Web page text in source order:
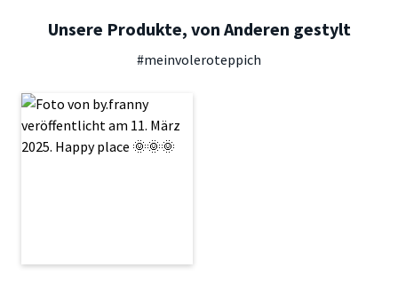
Unsere Produkte, von Anderen gestylt
#meinvoleroteppich